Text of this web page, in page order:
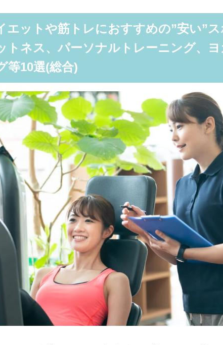
エットや筋トレにおすすめの”安い”
トネス、パーソナルトレーニング、ヨ
等10選(総合)